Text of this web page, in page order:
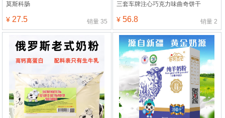
莫斯科肠
¥ 27.5 销量 35
三套车牌注心巧克力味曲奇饼干
¥56.8 销量 2